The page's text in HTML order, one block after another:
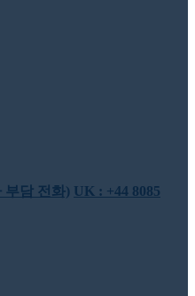
부담 전화) UK : +44 8085